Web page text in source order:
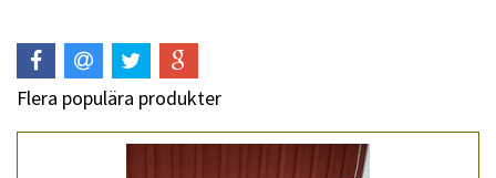
Flera populära produkter